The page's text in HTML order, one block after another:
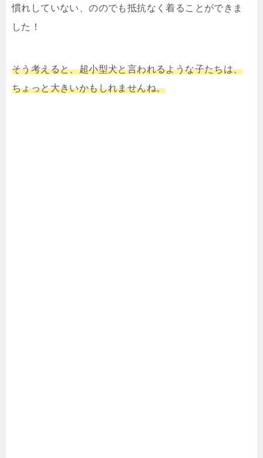
慣れしていない、ののでも抵抗なく着ることができま
した！
そう考えると、超小型犬と言われるような子たちは、
ちょっと大きいかもしれませんね。